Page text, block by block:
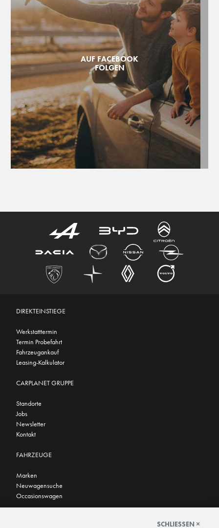
AUF FACEBOOK
FOLGEN
DIREKTEINSTIEGE
Werkstatttermin
Termin Probefahrt
Fahrzeugankauf
Leasing-Kalkulator
CARPLANET GRUPPE
Standorte
Jobs
Newsletter
Kontakt
FAHRZEUGE
Marken
Neuwagensuche
Occasionswagen
SCHLIESSEN ×